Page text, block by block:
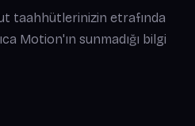
taahhütlerinizin etrafında
Motion'ın sunmadığı bilgi